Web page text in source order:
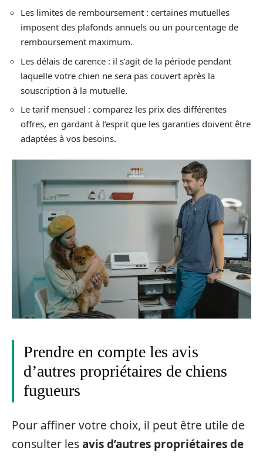
Les limites de remboursement : certaines mutuelles
imposent des plafonds annuels ou un pourcentage de
remboursement maximum.
Les délais de carence : il s’agit de la période pendant
laquelle votre chien ne sera pas couvert après la
souscription à la mutuelle.
Le tarif mensuel : comparez les prix des différentes
offres, en gardant à l’esprit que les garanties doivent être
adaptées à vos besoins.
Prendre en compte les avis
d’autres propriétaires de chiens
fugueurs
Pour affiner votre choix, il peut être utile de
consulter lesavis d’autres propriétaires de